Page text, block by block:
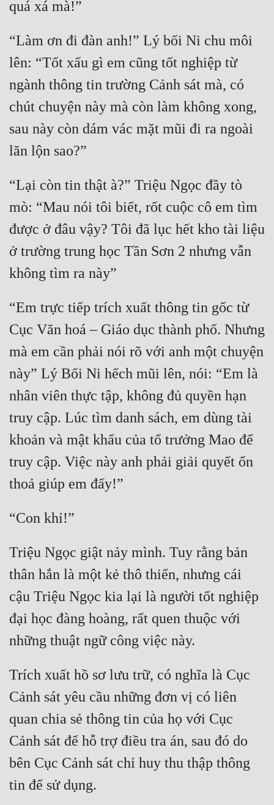
Mưu Mô
Mỹ Thực
Ngôn Tình
Ngược
Nữ Cường
Nữ Phụ
Phong Thủy - Tâm Linh
Phương Tây
Phản Phái
Quan Trường
Quân Sự
Sắc
Sủng
Thanh Xuân
Tiên Hiệp
Tiểu Thuyết
Trinh Thám
Triều Đấu
Trọng Sinh
Tu Chân
Tu Tiên
Tội Phạm
Vô Địch
Võ Hiệp
Võng Du
Xuyên Không
Xuyên Nhanh
Xuyên Sách
Xuyên Thư
Điền Văn
“Làm ơn đi đàn anh!” Lý bối Ni chu môi
lên: “Tốt xấu gì em cũng tốt nghiệp từ
ngành thông tin trường Cảnh sát mà, có
chút chuyện này mà còn làm không xong,
sau này còn dám vác mặt mũi đi ra ngoài
“Lại còn tin thật à?” Triệu Ngọc đầy tò
mò: “Mau nói tôi biết, rốt cuộc cô em tìm
được ở đâu vậy? Tôi đã lục hết kho tài liệu
ở trường trung học Tần Sơn 2 nhưng vẫn
“Em trực tiếp trích xuất thông tin gốc từ
Cục Văn hoá – Giáo dục thành phố. Nhưng
mà em cần phải nói rõ với anh một chuyện
này” Lý Bối Ni hếch mũi lên, nói: “Em là
nhân viên thực tập, không đủ quyền hạn
truy cập. Lúc tìm danh sách, em dùng tài
khoản và mật khẩu của tổ trưởng Mao để
truy cập. Việc này anh phải giải quyết ổn
Triệu Ngọc giật nảy mình. Tuy rằng bản
thân hắn là một kẻ thô thiển, nhưng cái
cậu Triệu Ngọc kia lại là người tốt nghiệp
đại học đàng hoàng, rất quen thuộc với
Trích xuất hồ sơ lưu trữ, có nghĩa là Cục
Cảnh sát yêu cầu những đơn vị có liên
quan chia sẻ thông tin của họ với Cục
Cảnh sát để hỗ trợ điều tra án, sau đó do
bên Cục Cảnh sát chỉ huy thu thập thông